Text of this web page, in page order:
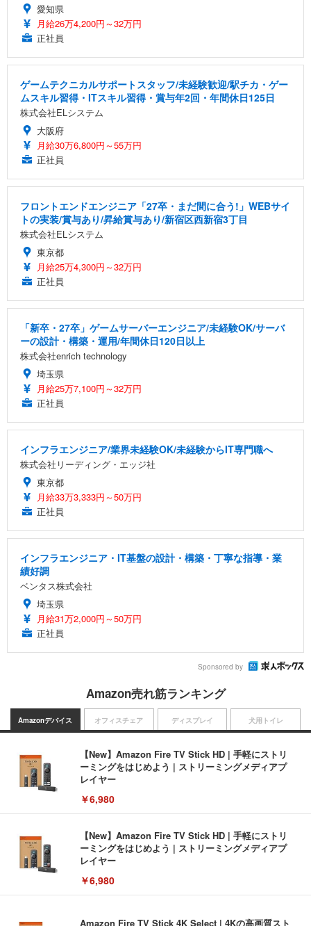
愛知県
月給26万4,200円～32万円
正社員
ゲームテクニカルサポートスタッフ/未経験歓迎/駅チカ・ゲー
ムスキル習得・ITスキル習得・賞与年2回・年間休日125日
株式会社ELシステム
大阪府
月給30万6,800円～55万円
正社員
フロントエンドエンジニア「27卒・まだ間に合う!」WEBサイ
トの実装/賞与あり/昇給賞与あり/新宿区西新宿3丁目
株式会社ELシステム
東京都
月給25万4,300円～32万円
正社員
「新卒・27卒」ゲームサーバーエンジニア/未経験OK/サーバ
ーの設計・構築・運用/年間休日120日以上
株式会社enrich technology
埼玉県
月給25万7,100円～32万円
正社員
インフラエンジニア/業界未経験OK/未経験からIT専門職へ
株式会社リーディング・エッジ社
東京都
月給33万3,333円～50万円
正社員
インフラエンジニア・IT基盤の設計・構築・丁寧な指導・業
績好調
ベンタス株式会社
埼玉県
月給31万2,000円～50万円
正社員
Sponsored by
Amazon売れ筋ランキング
Amazonデバイス
【New】Amazon Fire TV Stick HD | 手軽にストリ
ーミングをはじめよう | ストリーミングメディアプ
レイヤー
￥6,980
【New】Amazon Fire TV Stick HD | 手軽にストリ
ーミングをはじめよう | ストリーミングメディアプ
レイヤー
￥6,980
Amazon Fire TV Stick 4K Select | 4Kの高画質スト
オフィスチェア ディスプレイ 犬用トイレ